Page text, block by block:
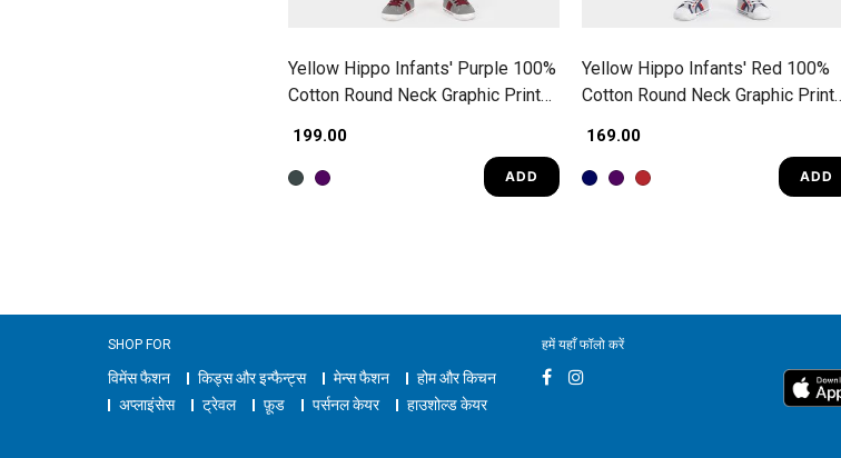
Yellow Hippo Infants' Purple 100%
Cotton Round Neck Graphic Print
₹ 199.00
ADD
Yellow Hippo Infants' Red 100%
Cotton Round Neck Graphic Print
₹ 169.00
ADD
SHOP FOR
विमेंस फैशन किड्स और इन्फैन्ट्स मेन्स फैशन
होम और किचन
अप्लाइंसेस
ट्रेवल फ़ूड पर्सनल केयर हाउशोल्ड केयर
हमें यहाँ फॉलो करें